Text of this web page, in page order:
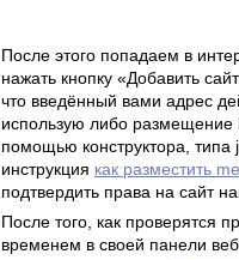
После этого попадаем в
нажать кнопку «Добавить
что введённый вами адрес
использую либо размещение
помощью конструктора,
инструкция как разместить
подтвердить права на сайт
После того, как проверятся
временем в своей панели